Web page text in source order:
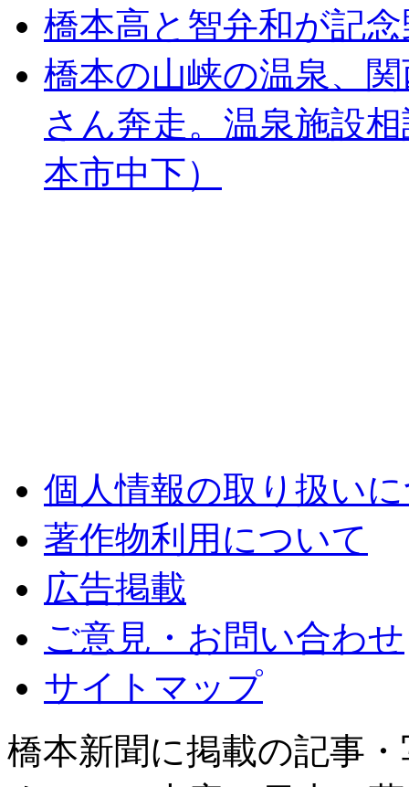
橋本高と智弁和が記
橋本の山峡の温泉、
さん奔走。温泉施設
本市中下）
個人情報の取り扱い
著作物利用について
広告掲載
ご意見・お問い合わせ
サイトマップ
橋本新聞に掲載の記事